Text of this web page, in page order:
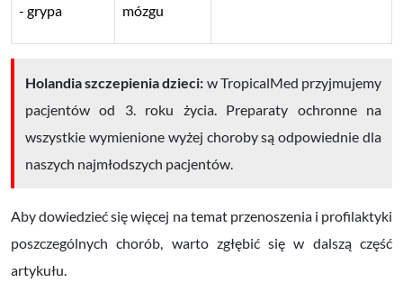
grypa mózgu
Holandia szczepienia dzieci: w TropicalMed przyjmujemy
pacjentów od 3. roku życia. Preparaty ochronne na
wszystkie wymienione wyżej choroby są odpowiednie dla
naszych najmłodszych pacjentów.
Aby dowiedzieć się więcej na temat przenoszenia i profilaktyki
poszczególnych chorób, warto zgłębić się w dalszą część
artykułu.